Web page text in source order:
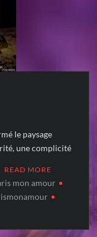
le paysage
une complicité
READ MORE
mon amour